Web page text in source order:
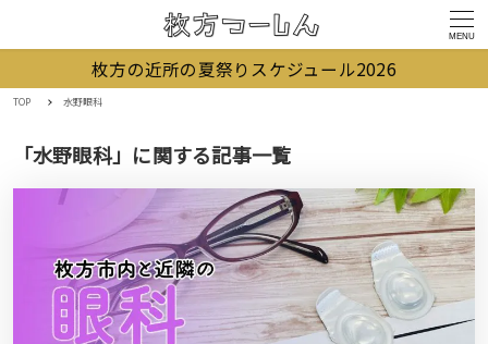
MENU
枚方の近所の夏祭りスケジュール2026
TOP 水野眼科
「水野眼科」に関する記事一覧